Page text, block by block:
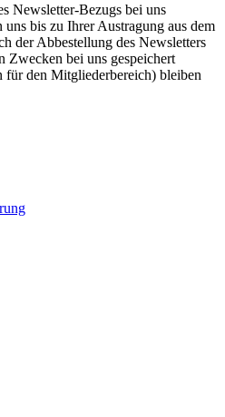
Newsletter-Bezugs bei uns
bis zu Ihrer Austragung aus dem
der Abbestellung des Newsletters
Zwecken bei uns gespeichert
den Mitgliederbereich) bleiben